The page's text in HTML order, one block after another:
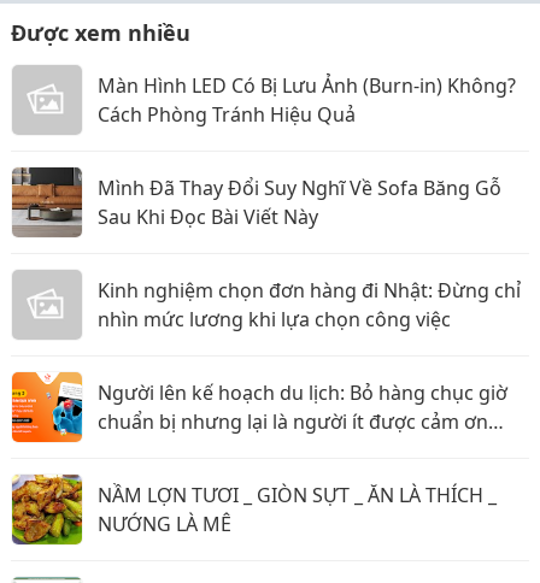
Được xem nhiều
Màn Hình LED Có Bị Lưu Ảnh (Burn-in) Không?
Cách Phòng Tránh Hiệu Quả
Mình Đã Thay Đổi Suy Nghĩ Về Sofa Băng Gỗ
Sau Khi Đọc Bài Viết Này
Kinh nghiệm chọn đơn hàng đi Nhật: Đừng chỉ
nhìn mức lương khi lựa chọn công việc
Người lên kế hoạch du lịch: Bỏ hàng chục giờ
chuẩn bị nhưng lại là người ít được cảm ơn
NẦM LỢN TƯƠI _ GIÒN SỰT _ ĂN LÀ THÍCH _
NƯỚNG LÀ MÊ